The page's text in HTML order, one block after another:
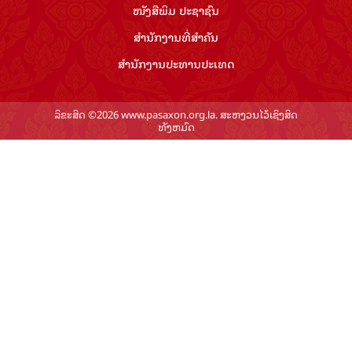
ໜັງສືພິມ ປະ​ຊາ​ຊົນ
ສຳ​ນັກ​ງານ​ທີ່​ສຳ​ຄັນ
ສຳ​ນັກ​ງານ​ປະ​ທານ​ປະ​ເທດ
ລິຂະສິດ ©2026 www.pasaxon.org.la. ສະຫງວນໄວ້ເຊິງສິດ
ທັງຫມົດ